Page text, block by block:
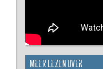
Meer lezen over